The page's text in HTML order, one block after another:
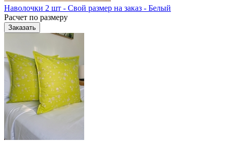
Наволочки 2 шт - Свой размер на заказ - Белый
Расчет по размеру
Заказать